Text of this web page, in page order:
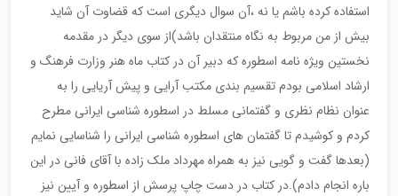
استفاده کرده باشم یا نه ،آن سوال دیگری است که قضاوت آن شاید
بیش از من مربوط به نگاه منتقدان باشد)از سوی دیگر در مقدمه
نخستین ویژه نامه اسطوره که دبیر آن در کتاب ماه هنر وزارت فرهنگ و
ارشاد اسلامی بودم تقسیم بندی مکتب آرایی و پیش آریایی را به
عنوان نظام نظری و گفتمانی مسلط در اسطوره شناسی ایرانی مطرح
کردم و کوشیدم تا گفتمان های اسطوره شناسی ایرانی را شناسایی نمایم
(بعدها گفت و گویی نیز به همراه مهرداد ملک زاده با آقای فانی در این
باره انجام دادم).در کتاب در دست چاپ پرسش از اسطوره و آیین نیز